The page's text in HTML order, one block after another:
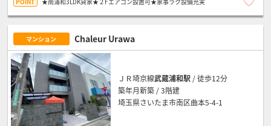
マンション Chaleur Urawa
ＪＲ埼京線武蔵浦和駅 / 徒歩12分
築年月新築 / 3階建
埼玉県さいたま市南区曲本5-4-1